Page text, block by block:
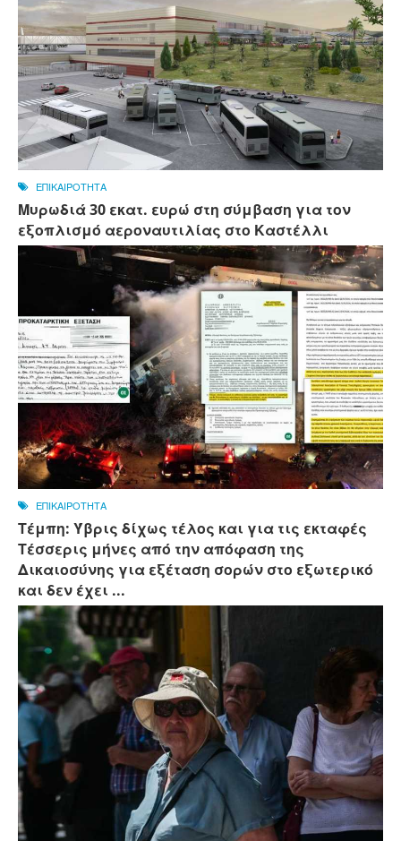
ΕΠΙΚΑΙΡΟΤΗΤΑ
Μυρωδιά 30 εκατ. ευρώ στη σύμβαση για τον
εξοπλισμό αεροναυτιλίας στο Καστέλλι
ΕΠΙΚΑΙΡΟΤΗΤΑ
Τέμπη: Ύβρις δίχως τέλος και για τις εκταφές
Τέσσερις μήνες από την απόφαση της
Δικαιοσύνης για εξέταση σορών στο εξωτερικό
και δεν έχει ...